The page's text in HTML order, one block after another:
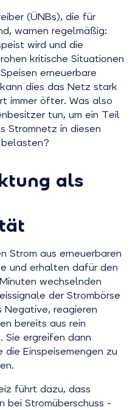
(ÜNBs), die für
warnen regelmäßig:
wird und die
kritische Situationen
erneuerbare
dies das Netz stark
immer öfter. Was also
tun, um ein Teil
Stromnetz in diesen
als
Strom aus erneuerbaren
und erhalten dafür den
wechselnden
der Strombörse
Negative, reagieren
bereits aus rein
Sie ergreifen dann
die Einspeisemengen zu
führt dazu, dass
bei Stromüberschuss -